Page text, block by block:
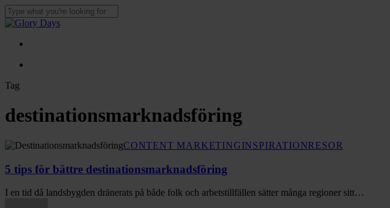
Skip
to
content
Close
Menu
Tag
destinationsmarknadsföring
5
för
bättre
destinationsmarknadsföring
CONTENT MARKETINGINSPIRATIONRESOR
5 tips för bättre destinationsmarknadsföring
I en tid då landsbygden dränerats på både folk och arbetstillfällen sätter många regioner sitt…